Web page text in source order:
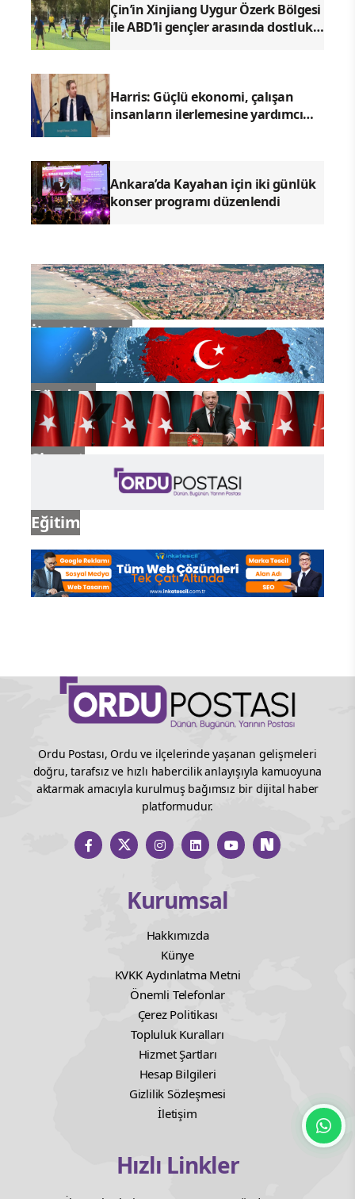
Çin’in Xinjiang Uygur Özerk Bölgesi
ile ABD’li gençler arasında dostluk
Harris: Güçlü ekonomi, çalışan
insanların ilerlemesine yardımcı
Ankara’da Kayahan için iki günlük
konser programı düzenlendi
İlçe Haberleri
Gündem
Siyaset
Eğitim
Ordu Postası, Ordu ve ilçelerinde yaşanan gelişmeleri
doğru, tarafsız ve hızlı habercilik anlayışıyla kamuoyuna
aktarmak amacıyla kurulmuş bağımsız bir dijital haber
platformudur.
Kurumsal
Hakkımızda
Künye
KVKK Aydınlatma Metni
Önemli Telefonlar
Çerez Politikası
Topluluk Kuralları
Hizmet Şartları
Hesap Bilgileri
Gizlilik Sözleşmesi
İletişim
Hızlı Linkler